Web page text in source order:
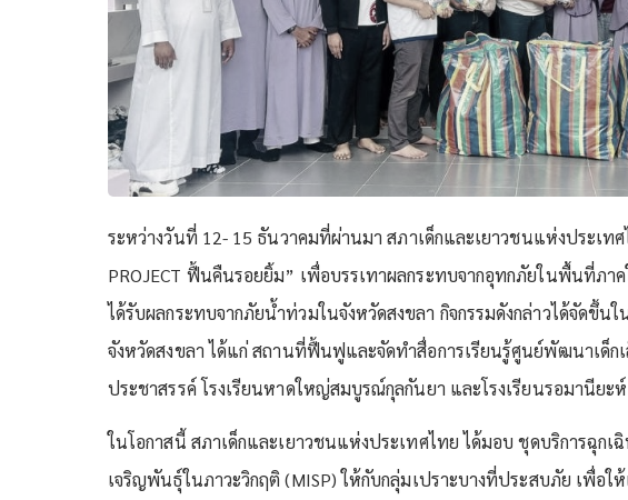
ระหว่างวันที่ 12- 15 ธันวาคมที่ผ่านมา สภาเด็กและเยาวชนแห่งประเทศ
PROJECT ฟื้นคืนรอยยิ้ม” เพื่อบรรเทาผลกระทบจากอุทกภัยในพื้นที่ภา
ได้รับผลกระทบจากภัยน้ำท่วมในจังหวัดสงขลา กิจกรรมดังกล่าวได้จัด
จังหวัดสงขลา ได้แก่ สถานที่ฟื้นฟูและจัดทำสื่อการเรียนรู้ศูนย์พัฒนาเด็ก
ประชาสรรค์ โรงเรียนหาดใหญ่สมบูรณ์กุลกันยา และโรงเรียนรอมานียะห์
ในโอกาสนี้ สภาเด็กและเยาวชนแห่งประเทศไทย ได้มอบ ชุดบริการฉุ
เจริญพันธุ์ในภาวะวิกฤติ (MISP) ให้กับกลุ่มเปราะบางที่ประสบภัย เพื่อใ